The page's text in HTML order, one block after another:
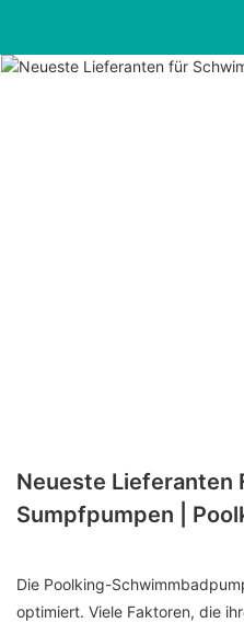
Neueste Lieferanten
Sumpfpumpen |
Die Poolking-
optimiert. Viele Faktoren, die